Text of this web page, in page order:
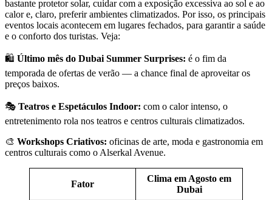
bastante protetor solar, cuidar com a exposição excessiva ao sol e ao
calor e, claro, preferir ambientes climatizados. Por isso, os principais
eventos locais acontecem em lugares fechados, para garantir a saúde
e o conforto dos turistas. Veja:
🛍️ Último mês do Dubai Summer Surprises: é o fim da
temporada de ofertas de verão — a chance final de aproveitar os
preços baixos.
🎭 Teatros e Espetáculos Indoor: com o calor intenso, o
entretenimento rola nos teatros e centros culturais climatizados.
🎨 Workshops Criativos: oficinas de arte, moda e gastronomia em
centros culturais como o Alserkal Avenue.
Fator
Clima em Agosto em
Dubai